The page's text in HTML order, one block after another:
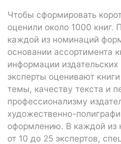
Чтобы сформировать
оценили около 1000 книг.
каждой из номинаций
основании ассортимента
информации
эксперты оценивают
темы, качеству текста и
профессионализму
художественно-
оформлению. В каждой из
от 10 до 25 экспертов,